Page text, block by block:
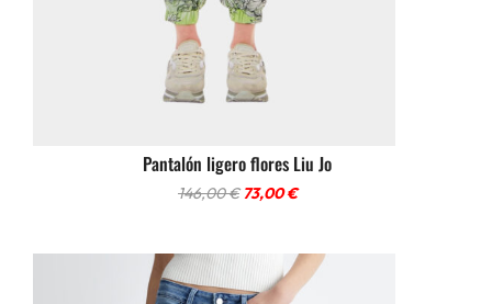
Pantalón ligero flores Liu Jo
146,00€ El
era:
146,00 €.
73,00€El
es:
73,00 €.